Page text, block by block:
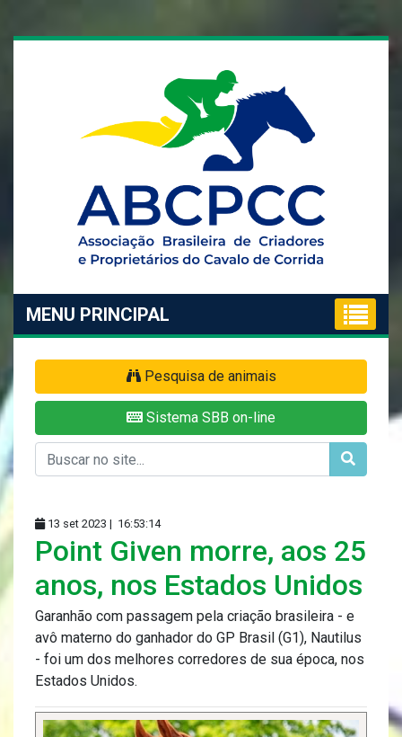
MENU PRINCIPAL
Pesquisa de animais
Sistema SBB on-line
13 set 2023 | 16:53:14
Point Given morre, aos 25
anos, nos Estados Unidos
Garanhão com passagem pela criação brasileira - e
avô materno do ganhador do GP Brasil (G1), Nautilus
- foi um dos melhores corredores de sua época, nos
Estados Unidos.